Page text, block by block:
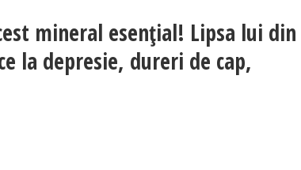
mineral esenţial! Lipsa lui din
la depresie, dureri de cap,